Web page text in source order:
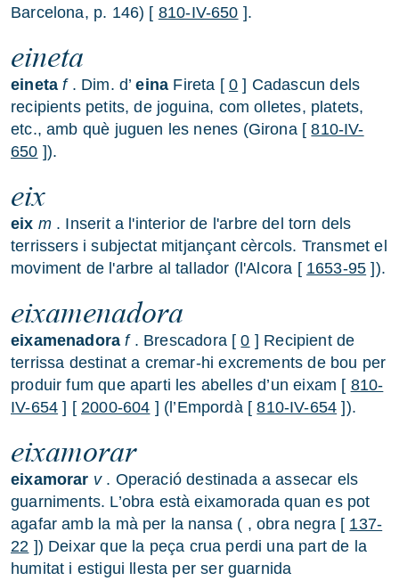
Barcelona, p. 146) [ 810-IV-650 ].
eineta
eineta f. Dim. d’eina Fireta [ 0 ] Cadascun dels
recipients petits, de joguina, com olletes, platets,
etc., amb què juguen les nenes (Girona [810-IV-
650 ]).
eix
eix m. Inserit a l'interior de l'arbre del torn dels
terrissers i subjectat mitjançant cèrcols. Transmet el
moviment de l'arbre al tallador (l'Alcora [ 1653-95 ]).
eixamenadora
eixamenadora f. Brescadora [0 ] Recipient de
terrissa destinat a cremar-hi excrements de bou per
produir fum que aparti les abelles d’un eixam [ 810-
IV-654 ] [ 2000-604 ] (l’Empordà [810-IV-654 ]).
eixamorar
eixamorar v. Operació destinada a assecar els
guarniments. L’obra està eixamorada quan es pot
agafar amb la mà per la nansa ( , obra negra [ 137-
22 ]) Deixar que la peça crua perdi una part de la
humitat i estigui llesta per ser guarnida